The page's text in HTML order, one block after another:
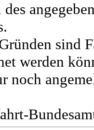
sind
werden
noch